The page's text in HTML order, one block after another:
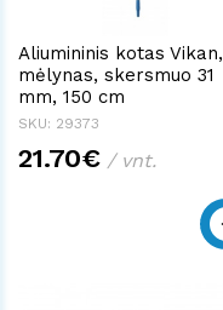
Aliumininis kotas Vikan,
mėlynas, skersmuo 31
mm, 150 cm
SKU: 29373
21.70€ / vnt.